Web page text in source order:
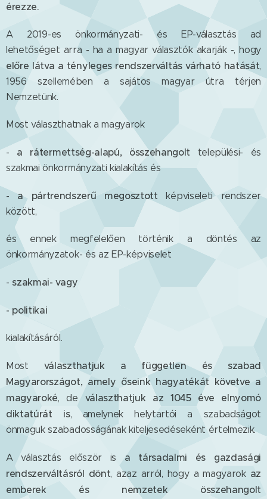
érezze.
A 2019-es önkormányzati- és EP-választás ad
lehetőséget arra - ha a magyar választók akarják -, hogy
előre látva a tényleges rendszerváltás várható hatását,
1956 szellemében a sajátos magyar útra térjen
Nemzetünk.
Most választhatnak a magyarok
- a rátermettség-alapú, összehangolt települési- és
szakmai önkormányzati kialakítás és
-a pártrendszerű megosztott képviseleti rendszer
között,
és ennek megfelelően történik a döntés az
önkormányzatok- és az EP-képviselet
-szakmai- vagy
- politikai
kialakításáról.
Most választhatjuk a független és szabad
Magyarországot, amely őseink hagyatékát követve a
magyaroké, de választhatjuk az 1045 éve elnyomó
diktatúrát is, amelynek helytartói a szabadságot
önmaguk szabadosságának kiteljesedéseként értelmezik.
A választás először is a társadalmi és gazdasági
rendszerváltásról dönt, azaz arról, hogy a magyarok az
emberek és nemzetek összehangolt